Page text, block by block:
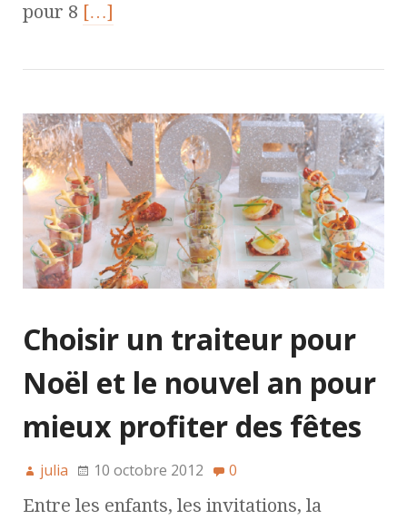
pour 8 […]
Choisir un traiteur pour
Noël et le nouvel an pour
mieux profiter des fêtes
julia 10 octobre 2012 0
Entre les enfants, les invitations, la